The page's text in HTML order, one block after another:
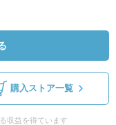
購入ストア一覧
収益を得ています